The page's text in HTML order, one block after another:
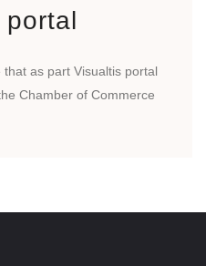
portal
as part Visualtis portal
Chamber of Commerce